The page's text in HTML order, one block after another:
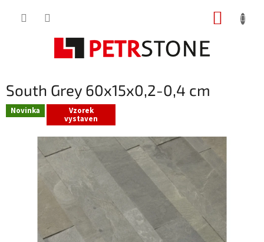
South Grey 60x15x0,2-0,4 cm
Novinka Vzorek
vystaven